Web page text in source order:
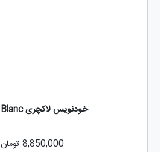
خودنویس لاکچری Mont Blanc
8,850,000 تومان